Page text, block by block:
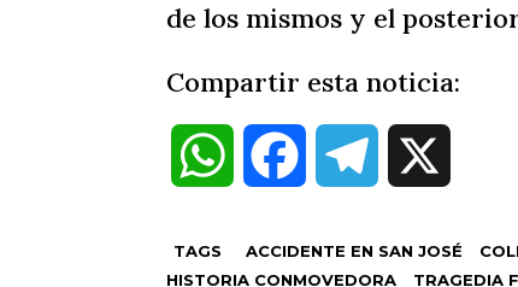
de los mismos y el
Compartir esta noticia:
W
a c l
TAGS ACCIDENTE EN SAN JOSÉ
HISTORIA CONMOVEDORA
TRAGEDIA